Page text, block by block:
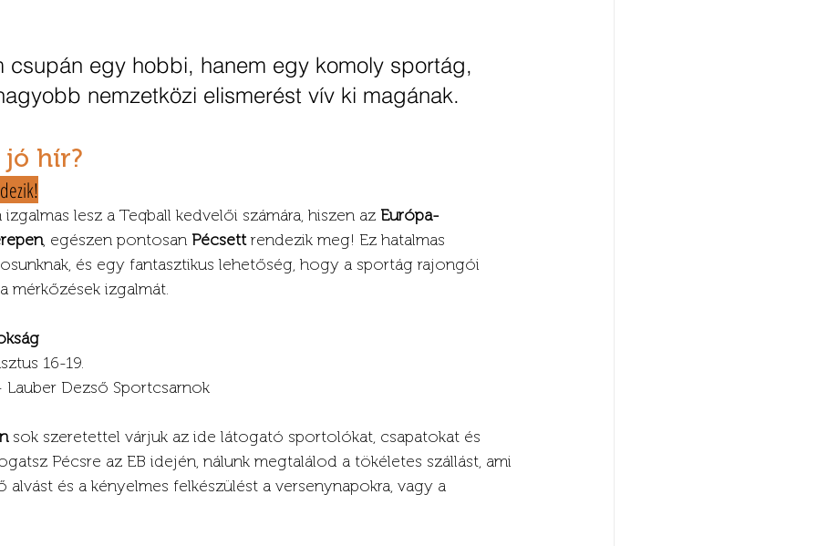
csupán egy hobbi, hanem egy komoly sportág,
nemzetközi elismerést vív ki magának.
jó hír?
lesz a Teqball kedvelői számára, hiszen az Európa-
, egészen pontosan Pécsett rendezik meg! Ez hatalmas
és egy fantasztikus lehetőség, hogy a sportág rajongói
mérkőzések izgalmát.
16-19.
Lauber Dezső Sportcsarnok
sok szeretettel várjuk az ide látogató sportolókat, csapatokat és
Pécsre az EB idején, nálunk megtalálod a tökéletes szállást, ami
alvást és a kényelmes felkészülést a versenynapokra, vagy a